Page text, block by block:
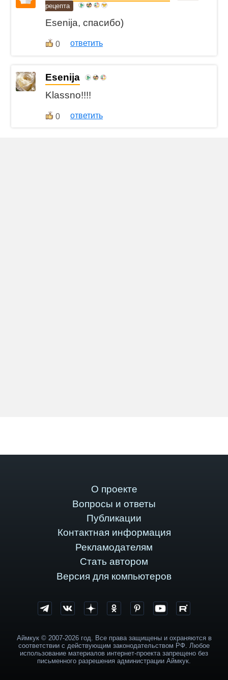
рецепта
Esenija, спасибо)
0 ответить
Esenija
Klassno!!!!
0 ответить
О проекте
Вопросы и ответы
Публикации
Контактная информация
Рекламодателям
Стать автором
Версия для компьютеров
Аймкук © 2007-2026 год. Все права защищены и охраняются в
соответствии с действующим законодательством РФ. Любое
использование материалов интернет-проекта запрещено без
письменного разрешения администрации Аймкук.